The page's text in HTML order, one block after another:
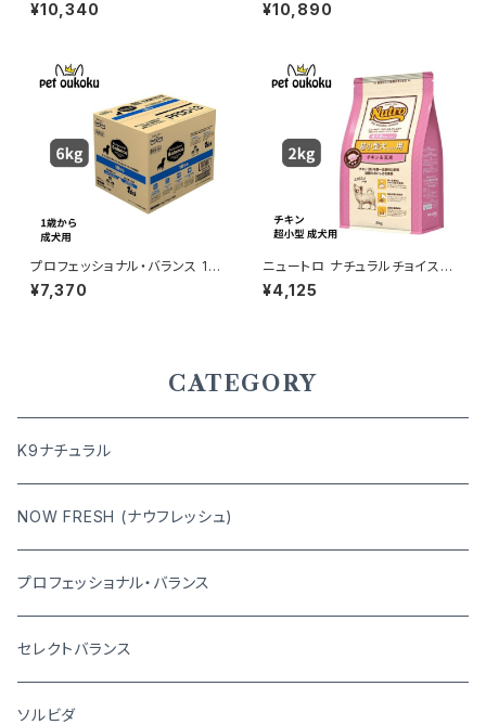
¥10,340 ¥10,890
プロフェッショナル・バランス 1歳
から成犬用 6kg
¥7,370
ニュートロ ナチュラルチョイス
チキン＆玄米 超小型犬用 成犬
用 2kg 4562358780097
¥4,125
CATEGORY
K9ナチュラル
NOW FRESH (ナウフレッシュ)
プロフェッショナル・バランス
セレクトバランス
ソルビダ